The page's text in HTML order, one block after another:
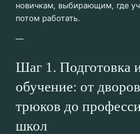
новичкам, выбирающим, где
потом работать.
—
Шаг 1. Подготовка
обучение: от
трюков до
школ